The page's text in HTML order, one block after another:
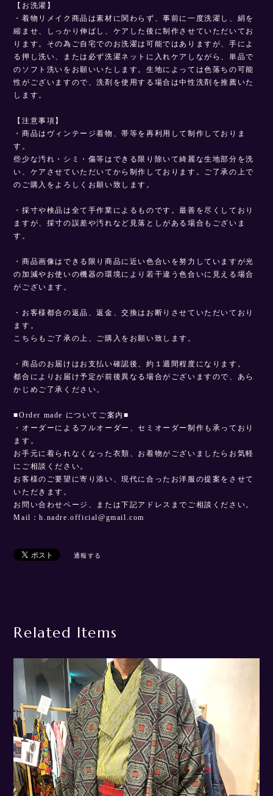
【お洗濯】
・着物リメイク商品は素材に関わらず、事前に一度洗濯し、絹を
縮ませ、しっかり伸ばし、ケアした後に制作させていただいてお
ります。その為ご自宅でのお洗濯は可能ではありますが、手によ
る押し洗い、または必ず洗濯ネットに入れケアしながら、単品で
のソフト洗いをお願いいたします。生地によっては色落ちの可能
性がございますので、洗剤を使用する場合は中性洗剤を推薦いた
します。
【注意事項】
・商品はヴィンテージ着物、帯等を再利用して制作しておりま
す。
些少な汚れ・シミ・傷等はできる限り除いて綺麗な生地部分を洗
い、ケアさせていただいてから制作しております。ご了承の上で
のご購入をよろしくお願い致します。
・採寸や検品は全て手作業によるものです。最善を尽くしており
ますが、採寸の誤差や汚れなど見落としがある場合もございま
す。
・商品画像はできる限り商品に近い色合いを努力していますが光
の加減やお使いの機器の環境により若干違う色合いに見える場合
がございます。
・お客様都合の返品、返金、交換はお断りさせていただいており
ます。
こちらもご了承の上、ご購入をお願い致します。
・商品のお届けはお支払い確認後、約１週間程度になります。
都合によりお届け予定が前後異なる場合がございますので、あら
かじめご了承ください。
■Order made についてご案内■
・オーダーによるフルオーダー、セミオーダー制作も承っており
ます。
お手元に着られなくなった衣類、お着物がございましたらお気軽
にご相談ください。
お客様のご要望に寄り添い、現代に合ったお洋服の提案をさせて
いただきます。
お問い合わせページ、または下記アドレスまでご相談ください。
Mail：h.nadre.official@gmail.com
通報する
Related Items